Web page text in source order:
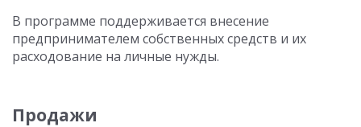
В программе поддерживается внесение
предпринимателем собственных средств и их
расходование на личные нужды.
Продажи